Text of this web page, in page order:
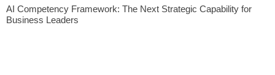
AI Competency Framework: The Next Strategic Capability for
Business Leaders